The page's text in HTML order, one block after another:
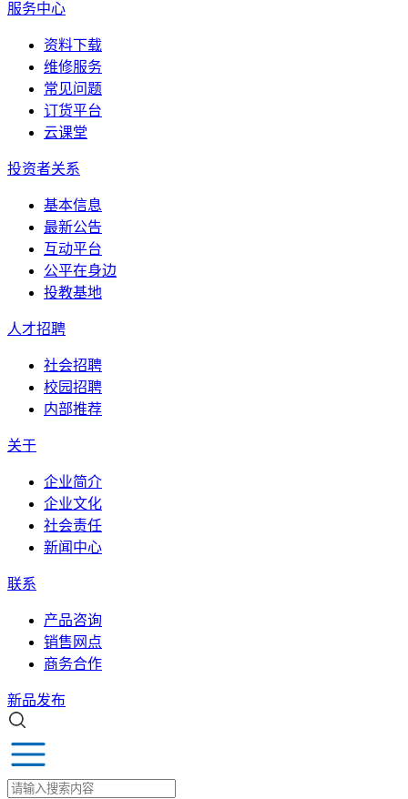
服务中心
资料下载
维修服务
常见问题
订货平台
云课堂
投资者关系
基本信息
最新公告
互动平台
公平在身边
投教基地
人才招聘
社会招聘
校园招聘
内部推荐
关于
企业简介
企业文化
社会责任
新闻中心
联系
产品咨询
销售网点
商务合作
新品发布